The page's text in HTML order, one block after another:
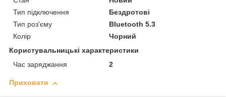
Тип підключення
Бездротові
Тип роз'єму
Bluetooth 5.3
Колір
Чорний
Користувальницькі характеристики
Час заряджання
2
Приховати